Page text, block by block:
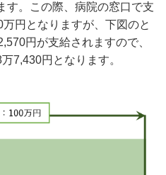
す。この際、病院の窓口で支
円となりますが、下図のと
円が支給されますので、
7,430円となります。